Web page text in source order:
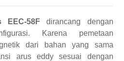
EEC-58F dirancang dengan
Karena pemetaan
dari bahan yang sama
arus eddy sesuai dengan